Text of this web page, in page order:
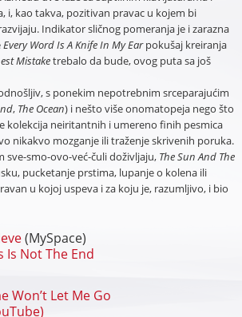
i, kao takva, pozitivan pravac u kojem bi
Indikator sličnog pomeranja je i zarazna
Every Word Is A Knife In My Earpokušaj kreiranja
Mistaketrebalo da bude, ovog puta sa još
s ponekim nepotrebnim srceparajućim
, The Ocean) i nešto više onomatopeja nego što
kolekcija neiritantnih i umereno finih pesmica
nikakvo mozganje ili traženje skrivenih poruka.
sve-smo-ovo-već-čuli doživljaju, The Sun And The
pucketanje prstima, lupanje o kolena ili
u kojoj uspeva i za koju je, razumljivo, i bio
(MySpace)
Is Not The End
Won’t Let Me Go